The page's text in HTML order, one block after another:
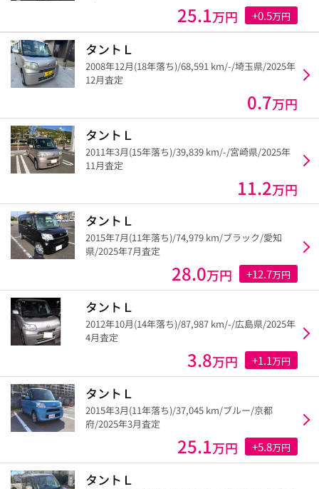
25.1万円 +0.5万円
タントＬ
2008年12月(18年落ち)/68,591 km/-/埼玉県/2025年
12月査定
0.7万円
タントＬ
2011年3月(15年落ち)/39,839 km/-/宮崎県/2025年
11月査定
11.2万円
タントＬ
2015年7月(11年落ち)/74,979 km/ブラック/愛知
県/2025年7月査定
28.0万円 +12.7万円
タントＬ
2012年10月(14年落ち)/87,987 km/-/広島県/2025年
4月査定
3.8万円 +1.1万円
タントＬ
2015年3月(11年落ち)/37,045 km/ブルー/京都
府/2025年3月査定
25.1万円 +5.8万円
タントＬ